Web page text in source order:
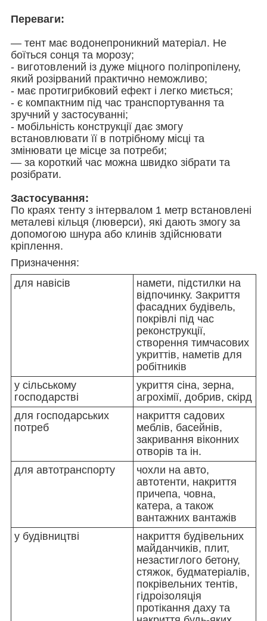
Переваги:
— тент має водонепроникний матеріал. Не
боїться сонця та морозу;
- виготовлений із дуже міцного поліпропілену,
який розірваний практично неможливо;
- має протигрибковий ефект і легко миється;
- є компактним під час транспортування та
зручний у застосуванні;
- мобільність конструкції дає змогу
встановлювати її в потрібному місці та
змінювати це місце за потреби;
— за короткий час можна швидко зібрати та
розібрати.
Застосування:
По краях тенту з інтервалом 1 метр встановлені
металеві кільця (люверси), які дають змогу за
допомогою шнура або клинів здійснювати
кріплення.
Призначення:
для навісів
намети, підстилки на
відпочинку. Закриття
фасадних будівель,
покрівлі під час
реконструкції,
створення тимчасових
укриттів, наметів для
робітників
у сільському
господарстві
укриття сіна, зерна,
агрохімії, добрив, скірд
для господарських
потреб
накриття садових
меблів, басейнів,
закривання віконних
отворів та ін.
для автотранспорту
чохли на авто,
автотенти, накриття
причепа, човна,
катера, а також
вантажних вантажів
у будівництві
накриття будівельних
майданчиків, плит,
незастиглого бетону,
стяжок, будматеріалів,
покрівельних тентів,
гідроізоляція
протікання даху та